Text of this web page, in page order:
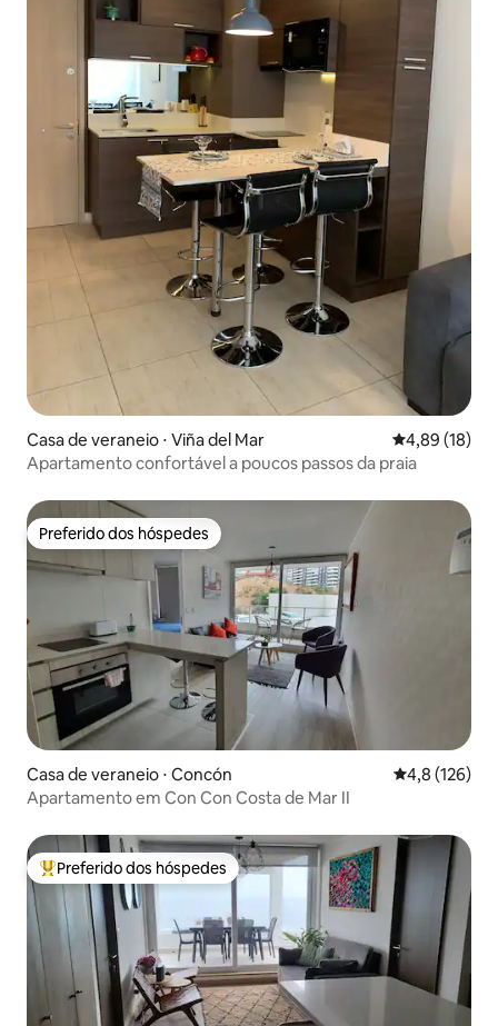
Casa de veraneio ⋅ Viña del Mar 4,89 de uma
4,89 (18)
Apartamento confortável a poucos passos da praia
Preferido dos hóspedes
Preferido dos hóspedes
Casa de veraneio ⋅ Concón 4,8 de uma
4,8 (126)
Apartamento em Con Con Costa de Mar II
Entre os melhores preferidos dos hóspedes
Preferido dos hóspedes